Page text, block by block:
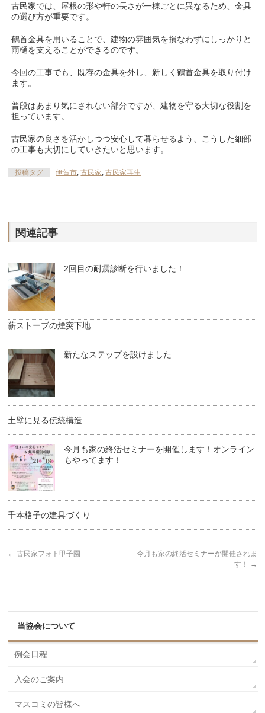
古民家では、屋根の形や軒の長さが一棟ごとに異なるため、金具
の選び方が重要です。
鶴首金具を用いることで、建物の雰囲気を損なわずにしっかりと
雨樋を支えることができるのです。
今回の工事でも、既存の金具を外し、新しく鶴首金具を取り付け
ます。
普段はあまり気にされない部分ですが、建物を守る大切な役割を
担っています。
古民家の良さを活かしつつ安心して暮らせるよう、こうした細部
の工事も大切にしていきたいと思います。
投稿タグ 伊賀市,古民家,古民家再生
関連記事
2回目の耐震診断を行いました！
薪ストーブの煙突下地
新たなステップを設けました
土壁に見る伝統構造
今月も家の終活セミナーを開催します！オンライン
もやってます！
千本格子の建具づくり
← 古民家フォト甲子園
今月も家の終活セミナーが開催されま
す！
→
当協会について
例会日程
入会のご案内
マスコミの皆様へ